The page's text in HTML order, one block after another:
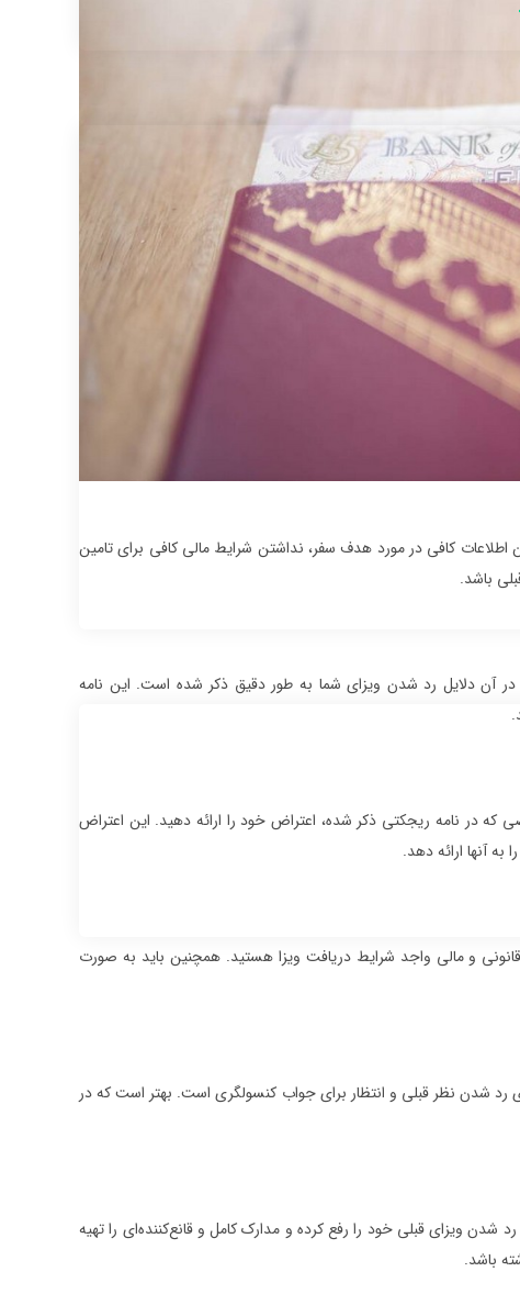
کافی در مورد هدف سفر، نداشتن شرایط مالی کافی برای تامین
باشد.
آن دلایل رد شدن ویزای شما به طور دقیق ذکر شده است. این نامه
در نامه ریجکتی ذکر شده، اعتراض خود را ارائه دهید. این اعتراض
آنها ارائه دهد.
و مالی واجد شرایط دریافت ویزا هستید. همچنین باید به صورت
رد شدن نظر قبلی و انتظار برای جواب کنسولگری است. بهتر است که در
ویزای قبلی خود را رفع کرده و مدارک کامل و قانع‌کننده‌ای را تهیه
باشد.